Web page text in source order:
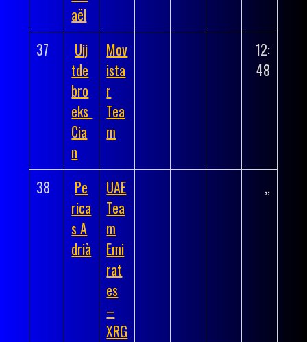
aël
37
Uij
tde
bro
eks
Cia
n
Mov
ista
r
Tea
m
12:
48
38
Pe
rica
s A
drià
UAE
Tea
m
Emi
rat
es
–
XRG
,,